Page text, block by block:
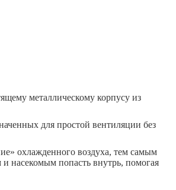
металлическому корпусу из
для простой вентиляции без
охлажденного воздуха, тем самым
насекомым попасть внутрь, помогая